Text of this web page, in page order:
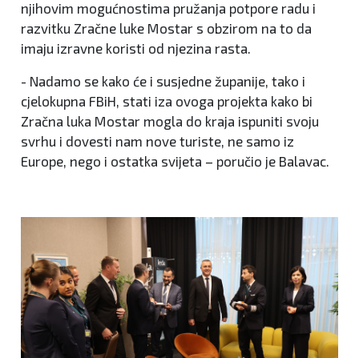
njihovim mogućnostima pružanja potpore radu i
razvitku Zračne luke Mostar s obzirom na to da
imaju izravne koristi od njezina rasta.
- Nadamo se kako će i susjedne županije, tako i
cjelokupna FBiH, stati iza ovoga projekta kako bi
Zračna luka Mostar mogla do kraja ispuniti svoju
svrhu i dovesti nam nove turiste, ne samo iz
Europe, nego i ostatka svijeta – poručio je Balavac.